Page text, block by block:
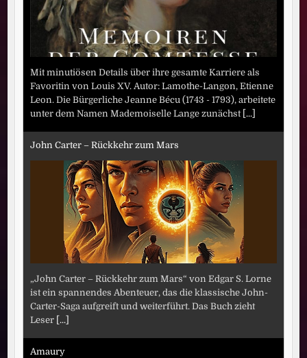
Mit minutiösen Details über ihre gesamte Karriere als
Favoritin von Louis XV. Autor: Lamothe-Langon, Etienne
Leon. Die Bürgerliche Jeanne Bécu (1743 - 1793), arbeitete
unter dem Namen Mademoiselle Lange zunächst [...]
John Carter – Rückkehr zum Mars
„John Carter – Rückkehr zum Mars“ von Edgar S. Lorne
ist ein spannendes Abenteuer, das die klassische John-
Carter-Saga aufgreift und weiterführt. Das Buch zieht
Leser [...]
Amaury